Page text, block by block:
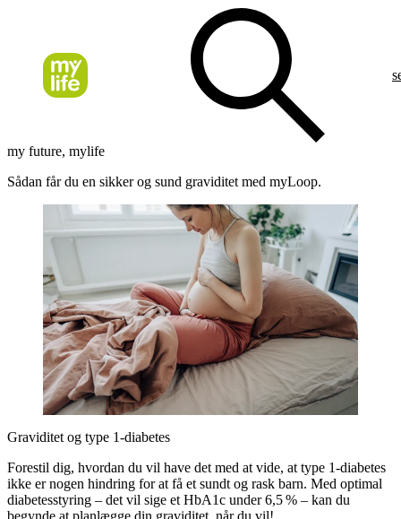
my future, mylife
Sådan får du en sikker og sund graviditet med myLoop.
Graviditet og type 1-diabetes
Forestil dig, hvordan du vil have det med at vide, at type 1-diabetes
ikke er nogen hindring for at få et sundt og rask barn. Med optimal
diabetesstyring – det vil sige et HbA1c under 6,5 % – kan du
begynde at planlægge din graviditet, når du vil!